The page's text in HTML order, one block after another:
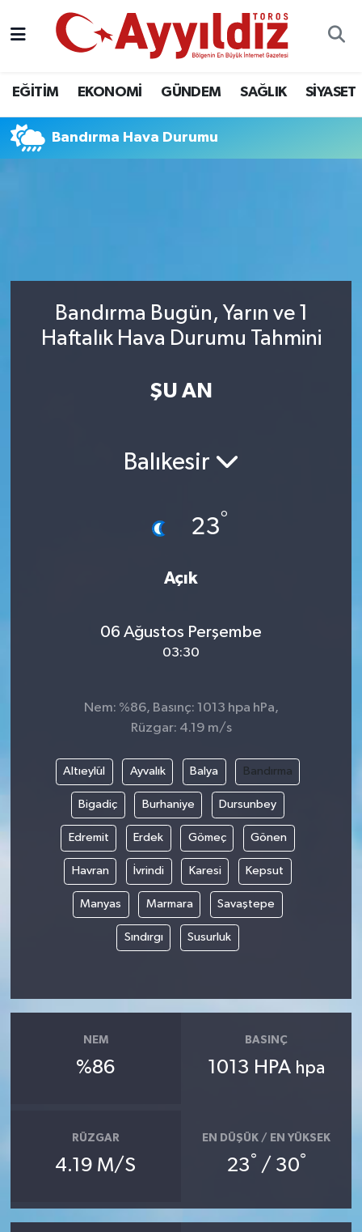
EĞİTİM EKONOMİ GÜNDEM SAĞLIK SİYASET
Bandırma Hava Durumu
Bandırma Bugün, Yarın ve 1
Haftalık Hava Durumu Tahmini
ŞU AN
Balıkesir
23°
Açık
06 Ağustos Perşembe
03:30
Nem: %86, Basınç: 1013 hpa hPa,
Rüzgar: 4.19 m/s
Altıeylül Ayvalık Balya Bandırma
Bigadiç Burhaniye Dursunbey
Edremit Erdek Gömeç Gönen
Havran İvrindi Karesi Kepsut
Manyas Marmara Savaştepe
Sındırgı Susurluk
NEM
%86
BASINÇ
1013 HPA hpa
RÜZGAR
4.19 M/S
EN DÜŞÜK / EN YÜKSEK
23° / 30°